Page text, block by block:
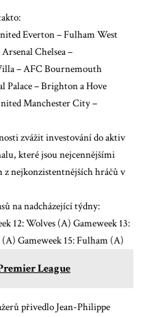
:
Everton – Fulham West
Chelsea –
– AFC Bournemouth
Palace – Brighton a Hove
Manchester City –
zvážit investování do aktiv
které jsou nejcennějšími
z nejkonzistentnějších hráčů v
na nadcházející týdny:
12: Wolves (A) Gameweek 13:
Gameweek 15: Fulham (A)
League
přivedlo Jean-Philippe